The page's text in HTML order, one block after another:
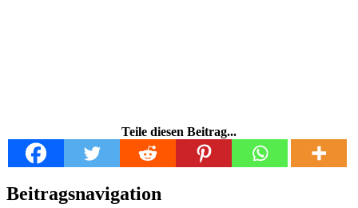
Teile diesen Beitrag...
Beitragsnavigation